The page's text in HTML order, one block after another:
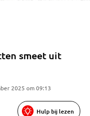
smeet uit
2025 om 09:13
Hulp bij lezen